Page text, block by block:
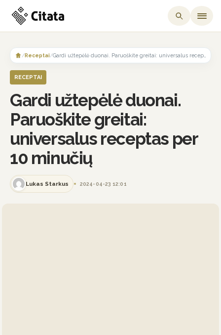
content
/Receptai/
RECEPTAI
Gardi užtepėlė duonai.
Paruoškite greitai:
universalus receptas per
10 minučių
Lukas Starkus 2024-04-23 12:01